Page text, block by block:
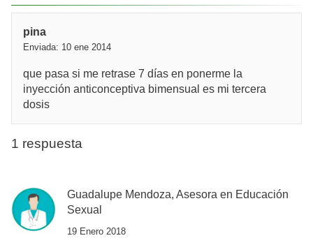
pina
Enviada: 10 ene 2014
que pasa si me retrase 7 días en ponerme la
inyección anticonceptiva bimensual es mi tercera
dosis
1 respuesta
Guadalupe Mendoza, Asesora en Educación
Sexual
19 Enero 2018